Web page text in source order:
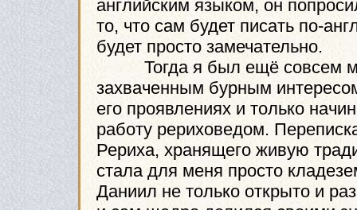
английским языком, он
то, что сам будет писать по-
будет просто замечательно.
Тогда я был ещё совсем
захваченным бурным
его проявлениях и только
работу рериховедом.
Рериха, хранящего живую
стала для меня просто
Даниил не только открыто и